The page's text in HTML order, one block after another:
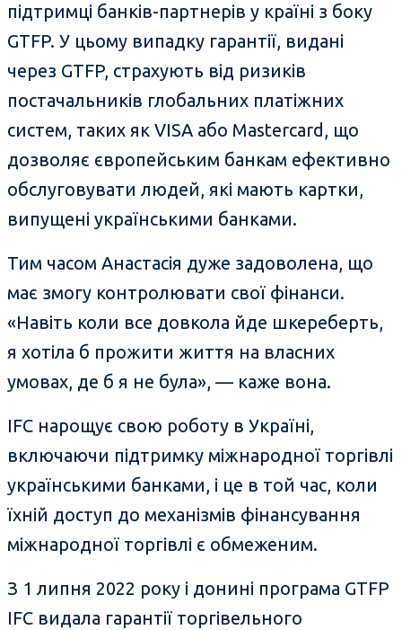
підтримці банків-партнерів у країні з боку
GTFP. У цьому випадку гарантії, видані
через GTFP, страхують від ризиків
постачальників глобальних платіжних
систем, таких як VISA або Mastercard, що
дозволяє європейським банкам ефективно
обслуговувати людей, які мають картки,
випущені українськими банками.
Тим часом Анастасія дуже задоволена, що
має змогу контролювати свої фінанси.
«Навіть коли все довкола йде шкереберть,
я хотіла б прожити життя на власних
умовах, де б я не була», — каже вона.
IFC нарощує свою роботу в Україні,
включаючи підтримку міжнародної торгівлі
українськими банками, і це в той час, коли
їхній доступ до механізмів фінансування
міжнародної торгівлі є обмеженим.
З 1 липня 2022 року і донині програма GTFP
IFC видала гарантії торгівельного